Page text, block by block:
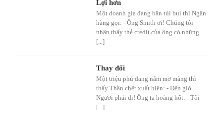
Lợi hơn
Một doanh gia đang bận túi bụi thì Ngân
hàng gọi: - Ông Smith ơi! Chúng tôi
nhận thấy thẻ credit của ông có những
[...]
Thay đổi
Một triệu phú đang nằm mơ màng thì
thấy Thần chết xuất hiện: - Đến giờ
Ngươi phải đi! Ông ta hoảng hốt: - Tôi
[...]